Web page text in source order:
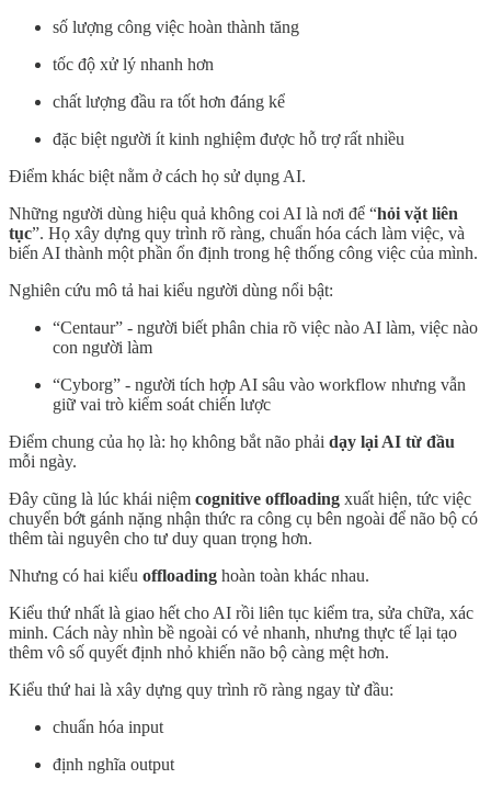
số lượng công việc hoàn thành tăng
tốc độ xử lý nhanh hơn
chất lượng đầu ra tốt hơn đáng kể
đặc biệt người ít kinh nghiệm được hỗ trợ rất nhiều
Điểm khác biệt nằm ở cách họ sử dụng AI.
Những người dùng hiệu quả không coi AI là nơi để “hỏi vặt liên
tục”. Họ xây dựng quy trình rõ ràng, chuẩn hóa cách làm việc, và
biến AI thành một phần ổn định trong hệ thống công việc của mình.
Nghiên cứu mô tả hai kiểu người dùng nổi bật:
“Centaur” - người biết phân chia rõ việc nào AI làm, việc nào
con người làm
“Cyborg” - người tích hợp AI sâu vào workflow nhưng vẫn
giữ vai trò kiểm soát chiến lược
Điểm chung của họ là: họ không bắt não phải dạy lại AI từ đầu
mỗi ngày.
Đây cũng là lúc khái niệm cognitive offloading xuất hiện, tức việc
chuyển bớt gánh nặng nhận thức ra công cụ bên ngoài để não bộ có
thêm tài nguyên cho tư duy quan trọng hơn.
Nhưng có hai kiểu offloading hoàn toàn khác nhau.
Kiểu thứ nhất là giao hết cho AI rồi liên tục kiểm tra, sửa chữa, xác
minh. Cách này nhìn bề ngoài có vẻ nhanh, nhưng thực tế lại tạo
thêm vô số quyết định nhỏ khiến não bộ càng mệt hơn.
Kiểu thứ hai là xây dựng quy trình rõ ràng ngay từ đầu:
chuẩn hóa input
định nghĩa output